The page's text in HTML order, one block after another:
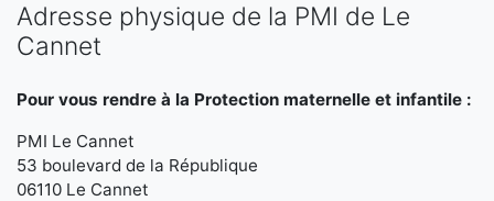
Adresse physique de la PMI de Le
Cannet
Pour vous rendre à la Protection maternelle et infantile :
PMI Le Cannet
53 boulevard de la République
06110 Le Cannet